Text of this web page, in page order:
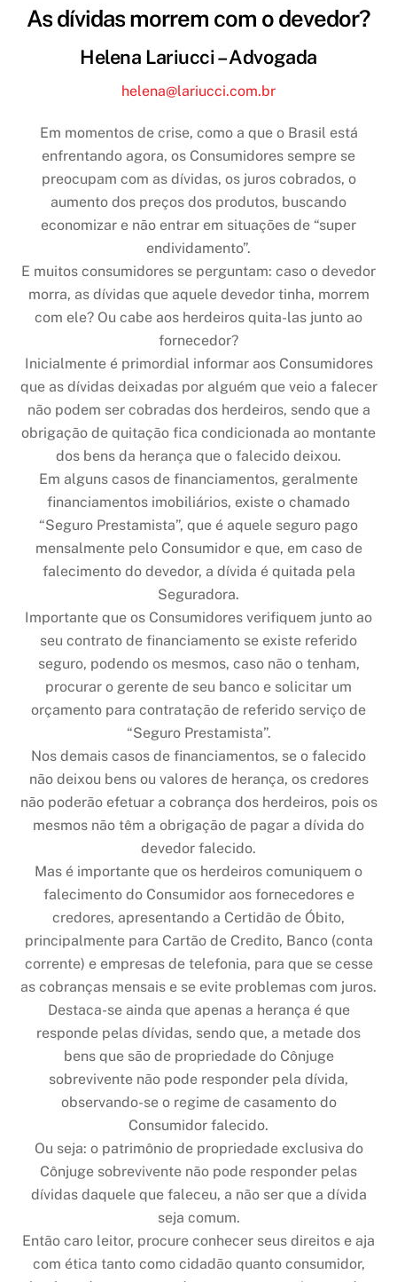
As dívidas morrem com o devedor?
Helena Lariucci – Advogada
helena@lariucci.com.br
Em momentos de crise, como a que o Brasil está
enfrentando agora, os Consumidores sempre se
preocupam com as dívidas, os juros cobrados, o
aumento dos preços dos produtos, buscando
economizar e não entrar em situações de “super
endividamento”.
E muitos consumidores se perguntam: caso o devedor
morra, as dívidas que aquele devedor tinha, morrem
com ele? Ou cabe aos herdeiros quita-las junto ao
fornecedor?
Inicialmente é primordial informar aos Consumidores
que as dívidas deixadas por alguém que veio a falecer
não podem ser cobradas dos herdeiros, sendo que a
obrigação de quitação fica condicionada ao montante
dos bens da herança que o falecido deixou.
Em alguns casos de financiamentos, geralmente
financiamentos imobiliários, existe o chamado
“Seguro Prestamista”, que é aquele seguro pago
mensalmente pelo Consumidor e que, em caso de
falecimento do devedor, a dívida é quitada pela
Seguradora.
Importante que os Consumidores verifiquem junto ao
seu contrato de financiamento se existe referido
seguro, podendo os mesmos, caso não o tenham,
procurar o gerente de seu banco e solicitar um
orçamento para contratação de referido serviço de
“Seguro Prestamista”.
Nos demais casos de financiamentos, se o falecido
não deixou bens ou valores de herança, os credores
não poderão efetuar a cobrança dos herdeiros, pois os
mesmos não têm a obrigação de pagar a dívida do
devedor falecido.
Mas é importante que os herdeiros comuniquem o
falecimento do Consumidor aos fornecedores e
credores, apresentando a Certidão de Óbito,
principalmente para Cartão de Credito, Banco (conta
corrente) e empresas de telefonia, para que se cesse
as cobranças mensais e se evite problemas com juros.
Destaca-se ainda que apenas a herança é que
responde pelas dívidas, sendo que, a metade dos
bens que são de propriedade do Cônjuge
sobrevivente não pode responder pela dívida,
observando-se o regime de casamento do
Consumidor falecido.
Ou seja: o patrimônio de propriedade exclusiva do
Cônjuge sobrevivente não pode responder pelas
dívidas daquele que faleceu, a não ser que a dívida
seja comum.
Então caro leitor, procure conhecer seus direitos e aja
com ética tanto como cidadão quanto consumidor,